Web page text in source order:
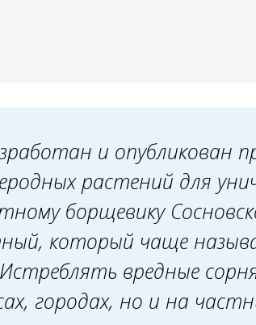
и опубликован
растений для
борщевику
который чаще
вредные
городах, но и на